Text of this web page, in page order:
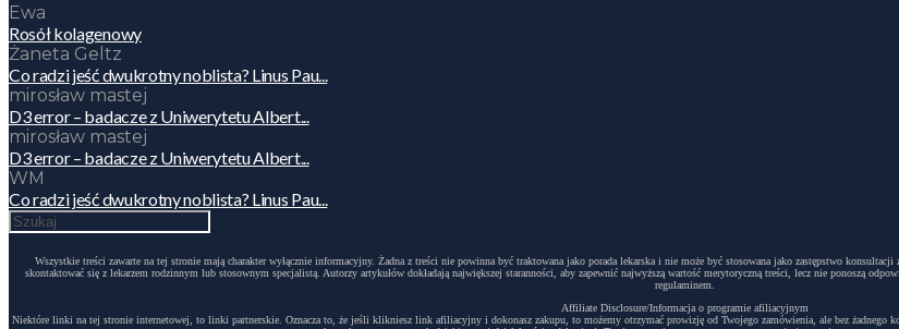
Ewa
Rosół kolagenowy
Żaneta Geltz
Co radzi jeść dwukrotny noblista? Linus Pau...
mirosław mastej
D3 error – badacze z Uniwerytetu Albert...
mirosław mastej
D3 error – badacze z Uniwerytetu Albert...
WM
Co radzi jeść dwukrotny noblista? Linus Pau...
Wszystkie treści zawarte na tej stronie mają charakter wyłącznie informacyjny. Żadna z treści nie powinna być traktowana jako porada lekarska i nie może być stosowana jako zastępstwo
skontaktować się z lekarzem rodzinnym lub stosownym specjalistą. Autorzy artykułów dokładają największej staranności, aby zapewnić najwyższą wartość merytoryczną treści, lecz nie ponoszą
regulaminem.
Affiliate Disclosure/Informacja o programie afiliacyjnym
Niektóre linki na tej stronie internetowej, to linki partnerskie. Oznacza to, że jeśli klikniesz link afiliacyjny i dokonasz zakupu, to możemy otrzymać prowizję od Twojego zamówienia, ale bez żadnego